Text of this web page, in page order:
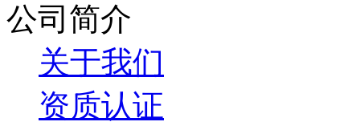
公司简介
关于我们
资质认证